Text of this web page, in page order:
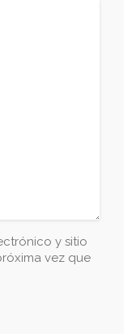
y sitio
vez que